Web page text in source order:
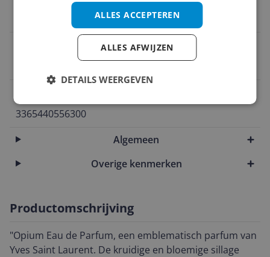
3365440556300
Algemeen
Overige kenmerken
Productomschrijving
"Opium Eau de Parfum, een emblematisch parfum van
Yves Saint Laurent. De kruidige en bloemige sillage
ALLES ACCEPTEREN
ALLES AFWIJZEN
DETAILS WEERGEVEN